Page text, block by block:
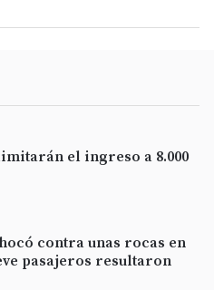
el ingreso a 8.000
contra unas rocas en
pasajeros resultaron